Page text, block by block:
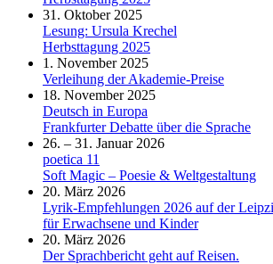
31. Oktober 2025
Lesung: Ursula Krechel
Herbsttagung 2025
1. November 2025
Verleihung der Akademie-Preise
18. November 2025
Deutsch in Europa
Frankfurter Debatte über die Sprache
26. – 31. Januar 2026
poetica 11
Soft Magic – Poesie & Weltgestaltung
20. März 2026
Lyrik-Empfehlungen 2026 auf der
für Erwachsene und Kinder
20. März 2026
Der Sprachbericht geht auf Reisen.